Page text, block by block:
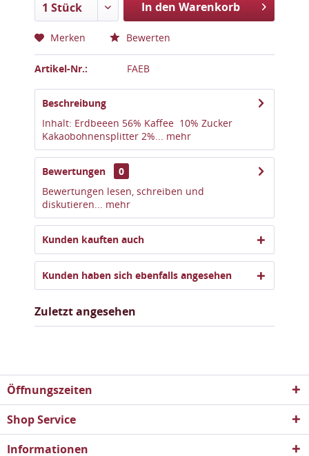
1 Stück In den Warenkorb
Merken Bewerten
Artikel-Nr.: FAEB
Beschreibung
Inhalt: Erdbeeen 56% Kaffee 10% Zucker
Kakaobohnensplitter 2%... mehr
Bewertungen
0
Bewertungen lesen, schreiben und
diskutieren... mehr
Kunden kauften auch
Kunden haben sich ebenfalls angesehen
Zuletzt angesehen
Öffnungszeiten
Shop Service
Informationen